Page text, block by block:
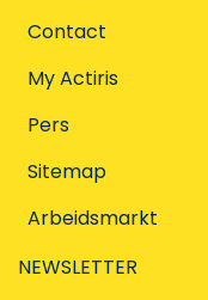
Contact
My Actiris
Pers
Sitemap
Arbeidsmarkt
NEWSLETTER